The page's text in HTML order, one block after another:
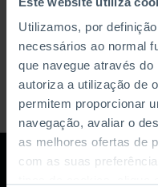
Utilizamos, por
necessários ao normal
que navegue através
autoriza a utilização de
permitem proporcionar
navegação, avaliar o
as melhores ofertas de
com as suas